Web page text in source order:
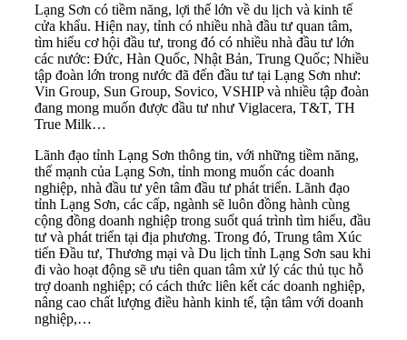
Lạng Sơn có tiềm năng, lợi thế lớn về du lịch và kinh tế
cửa khẩu. Hiện nay, tỉnh có nhiều nhà đầu tư quan tâm,
tìm hiểu cơ hội đầu tư, trong đó có nhiều nhà đầu tư lớn
các nước: Đức, Hàn Quốc, Nhật Bản, Trung Quốc; Nhiều
tập đoàn lớn trong nước đã đến đầu tư tại Lạng Sơn như:
Vin Group, Sun Group, Sovico, VSHIP và nhiều tập đoàn
đang mong muốn được đầu tư như Viglacera, T&T, TH
True Milk…
Lãnh đạo tỉnh Lạng Sơn thông tin, với những tiềm năng,
thế mạnh của Lạng Sơn, tỉnh mong muốn các doanh
nghiệp, nhà đầu tư yên tâm đầu tư phát triển. Lãnh đạo
tỉnh Lạng Sơn, các cấp, ngành sẽ luôn đồng hành cùng
cộng đồng doanh nghiệp trong suốt quá trình tìm hiểu, đầu
tư và phát triển tại địa phương. Trong đó, Trung tâm Xúc
tiến Đầu tư, Thương mại và Du lịch tỉnh Lạng Sơn sau khi
đi vào hoạt động sẽ ưu tiên quan tâm xử lý các thủ tục hỗ
trợ doanh nghiệp; có cách thức liên kết các doanh nghiệp,
nâng cao chất lượng điều hành kinh tế, tận tâm với doanh
nghiệp,…